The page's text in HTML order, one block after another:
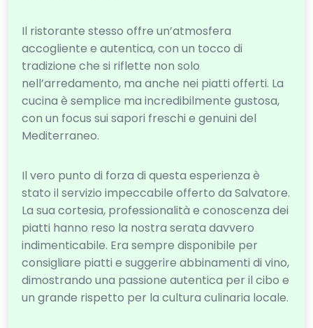
Il ristorante stesso offre un’atmosfera
accogliente e autentica, con un tocco di
tradizione che si riflette non solo
nell’arredamento, ma anche nei piatti offerti. La
cucina è semplice ma incredibilmente gustosa,
con un focus sui sapori freschi e genuini del
Mediterraneo.
Il vero punto di forza di questa esperienza è
stato il servizio impeccabile offerto da Salvatore.
La sua cortesia, professionalità e conoscenza dei
piatti hanno reso la nostra serata davvero
indimenticabile. Era sempre disponibile per
consigliare piatti e suggerire abbinamenti di vino,
dimostrando una passione autentica per il cibo e
un grande rispetto per la cultura culinaria locale.